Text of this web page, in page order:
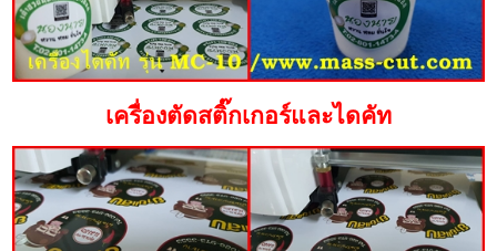
เครื่องตัดสติ๊กเกอร์และไดคัท